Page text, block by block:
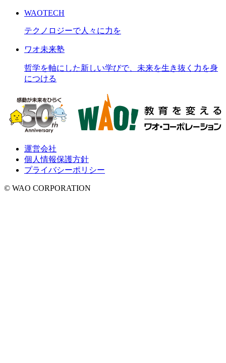
WAOTECH
テクノロジーで人々に力を
ワオ未来塾
哲学を軸にした新しい学びで、未来を生き抜く力を身
につける
運営会社
個人情報保護方針
プライバシーポリシー
© WAO CORPORATION